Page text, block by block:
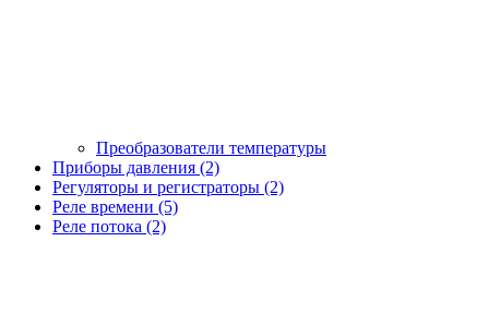
Преобразователи температуры
Приборы давления (2)
Регуляторы и регистраторы (2)
Реле времени (5)
Реле потока (2)